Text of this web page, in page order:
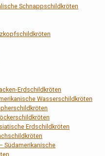
Schnappschildkröten
Erdschildkröten
Wasserschildkröten
Erdschildkröten
Südamerikanische